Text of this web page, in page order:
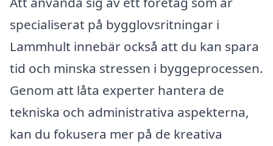
specialiserat på bygglovsritningar i
Lammhult innebär också att du kan spara
tid och minska stressen i byggeprocessen.
Genom att låta experter hantera de
tekniska och administrativa aspekterna,
kan du fokusera mer på de kreativa